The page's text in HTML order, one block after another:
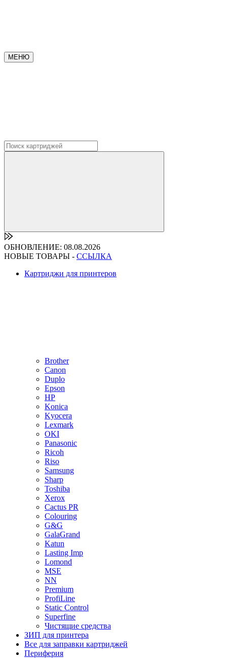
МЕНЮ
ОБНОВЛЕНИЕ: 08.08.2026
НОВЫЕ ТОВАРЫ - ССЫЛКА
Картриджи для принтеров
Brother
Canon
Duplo
Epson
HP
Konica
Kyocera
Lexmark
OKI
Panasonic
Ricoh
Riso
Samsung
Sharp
Toshiba
Xerox
Cactus PR
Colouring
G&G
GalaGrand
Katun
Lasting Imp
Lomond
MSE
NN
Premium
ProfiLine
Static Control
Superfine
Чистящие средства
ЗИП для принтера
Все для заправки картриджей
Периферия